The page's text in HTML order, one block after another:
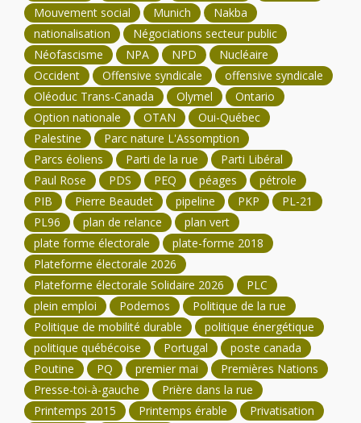
Mouvement social
Munich
Nakba
nationalisation
Négociations secteur public
Néofascisme
NPA NPD
Nucléaire
Occident
Offensive syndicale
offensive syndicale
Oléoduc Trans-Canada
Olymel
Ontario
Option nationale
OTAN
Oui-Québec
Palestine
Parc nature L'Assomption
Parcs éoliens
Parti de la rue
Parti Libéral
Paul Rose
PDS PEQ péages
pétrole
PIB
Pierre Beaudet pipeline PKP
PL-21
PL96
plan de relance
plan vert
plate forme électorale
plate-forme 2018
Plateforme électorale 2026
Plateforme électorale Solidaire 2026
PLC
plein emploi
Podemos
Politique de la rue
Politique de mobilité durable
politique énergétique
politique québécoise
Portugal
poste canada
Poutine
PQ premier mai
Premières Nations
Presse-toi-à-gauche
Prière dans la rue
Printemps 2015
Printemps érable
Privatisation